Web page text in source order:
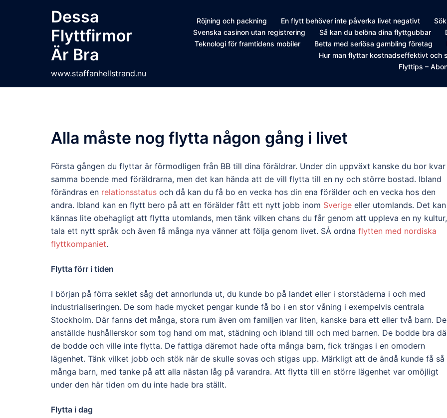
Dessa
Flyttfirmor
Är Bra
www.staffanhellstrand.nu
Röjning och packning En flytt behöver inte påverka livet negativt
Svenska casinon utan registrering
Så kan du belöna dina flyttgubbar
Teknologi för framtidens mobiler
Betta med seriösa gambling företag
Hur man flyttar kostnadseffektivt och
Flyttips –
Alla måste nog flytta någon gång i livet
Första gången du flyttar är förmodligen från BB till dina föräldrar. Under din uppväxt kanske du bor kvar
samma boende med föräldrarna, men det kan hända att de vill flytta till en ny och större bostad. Ibland
förändras en relationsstatus och då kan du få bo en vecka hos din ena förälder och en vecka hos den
andra. Ibland kan en flytt bero på att en förälder fått ett nytt jobb inom Sverige eller utomlands. Det kan
kännas lite obehagligt att flytta utomlands, men tänk vilken chans du får genom att uppleva en ny kultur,
tala ett nytt språk och även få många nya vänner att följa genom livet. SÅ ordna flytten med nordiska
flyttkompaniet.
Flytta förr i tiden
I början på förra seklet såg det annorlunda ut, du kunde bo på landet eller i storstäderna i och med
industrialiseringen. De som hade mycket pengar kunde få bo i en stor våning i exempelvis centrala
Stockholm. Där fanns det många, stora rum även om familjen var liten, kanske bara ett eller två barn. De
anställde hushållerskor som tog hand om mat, städning och ibland till och med barnen. De bodde bra
de bodde och ville inte flytta. De fattiga däremot hade ofta många barn, fick trängas i en omodern
lägenhet. Tänk vilket jobb och stök när de skulle sovas och stigas upp. Märkligt att de ändå kunde få så
många barn, med tanke på att alla nästan låg på varandra. Att flytta till en större lägenhet var omöjligt
under den här tiden om du inte hade bra ställt.
Flytta i dag